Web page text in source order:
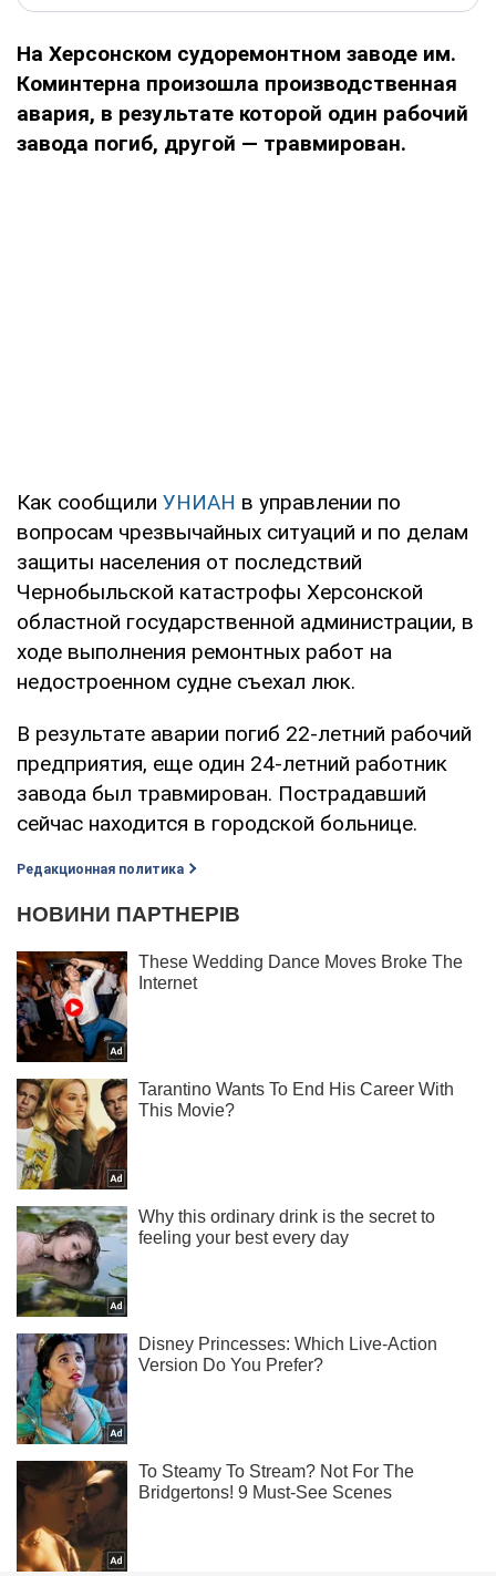
На Херсонском судоремонтном заводе им.
Коминтерна произошла производственная
авария, в результате которой один рабочий
завода погиб, другой — травмирован.
Как сообщили УНИАН в управлении по
вопросам чрезвычайных ситуаций и по делам
защиты населения от последствий
Чернобыльской катастрофы Херсонской
областной государственной администрации, в
ходе выполнения ремонтных работ на
недостроенном судне съехал люк.
В результате аварии погиб 22-летний рабочий
предприятия, еще один 24-летний работник
завода был травмирован. Пострадавший
сейчас находится в городской больнице.
Редакционная политика